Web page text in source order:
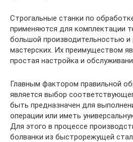
Строгальные станки по
применяются для комплектации
большой производительностью
мастерских. Их преимуществом
простая настройка и
Главным фактором правильной
является выбор
быть предназначен для
операции или иметь
Для этого в процессе
болванки из быстрорежущей